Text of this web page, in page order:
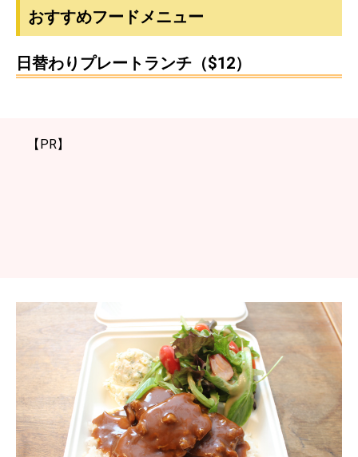
おすすめフードメニュー
日替わりプレートランチ（$12）
【PR】